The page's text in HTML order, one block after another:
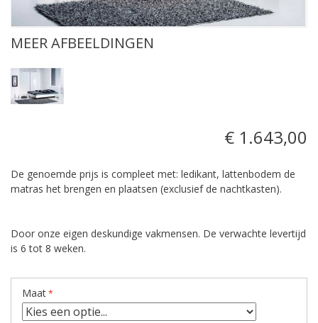
MEER AFBEELDINGEN
€ 1.643,00
De genoemde prijs is compleet met: ledikant, lattenbodem de
matras het brengen en plaatsen (exclusief de nachtkasten).
Door onze eigen deskundige vakmensen. De verwachte levertijd
is 6 tot 8 weken.
Maat